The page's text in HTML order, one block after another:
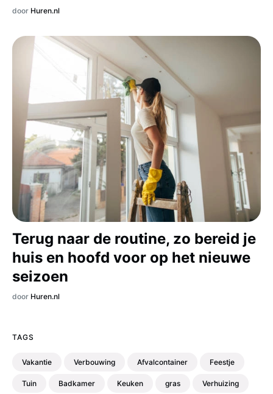
door Huren.nl
Terug naar de routine, zo bereid je
huis en hoofd voor op het nieuwe
seizoen
door Huren.nl
TAGS
Vakantie Verbouwing Afvalcontainer Feestje
Tuin Badkamer Keuken gras Verhuizing